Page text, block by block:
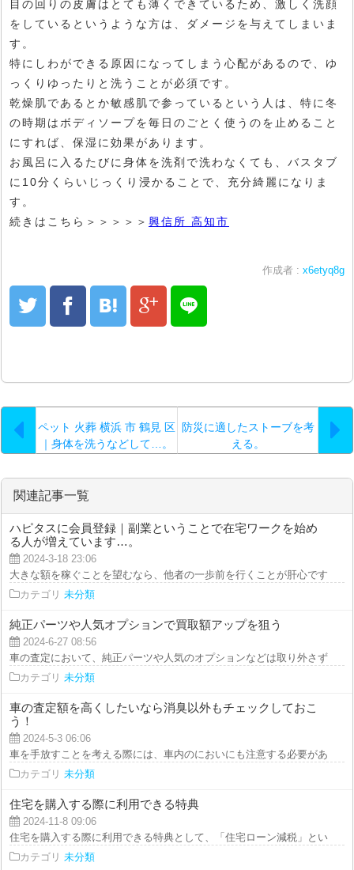
目の回りの皮膚はとても薄くできているため、激しく洗顔
をしているというような方は、ダメージを与えてしまいま
す。
特にしわができる原因になってしまう心配があるので、ゆ
っくりゆったりと洗うことが必須です。
乾燥肌であるとか敏感肌で参っているという人は、特に冬
の時期はボディソープを毎日のごとく使うのを止めること
にすれば、保湿に効果があります。
お風呂に入るたびに身体を洗剤で洗わなくても、バスタブ
に10分くらいじっくり浸かることで、充分綺麗になりま
す。
続きはこちら＞＞＞＞＞ 興信所 高知市
作成者 : x6etyq8g
ペット 火葬 横浜 市 鶴見 区
｜身体を洗うなどして…。
防災に適したストーブを考
える。
関連記事一覧
ハピタスに会員登録｜副業ということで在宅ワークを始め
る人が増えています…。
2024-3-18 23:06
大きな額を稼ぐことを望むなら、他者の一歩前を行くことが肝心です。ネ
カテゴリ 未分類
純正パーツや人気オプションで買取額アップを狙う
2024-6-27 08:56
車の査定において、純正パーツや人気のオプションなどは取り外さずにそ
カテゴリ 未分類
車の査定額を高くしたいなら消臭以外もチェックしておこ
う！
2024-5-3 06:06
車を手放すことを考える際には、車内のにおいにも注意する必要がありま
カテゴリ 未分類
住宅を購入する際に利用できる特典
2024-11-8 09:06
住宅を購入する際に利用できる特典として、「住宅ローン減税」という制
カテゴリ 未分類